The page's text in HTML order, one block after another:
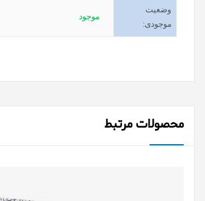
وضعیت
موجودی:
موجود
محصولات مرتبط